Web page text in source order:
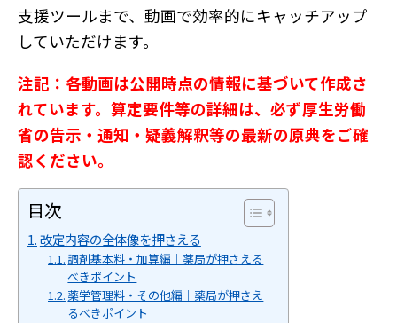
支援ツールまで、動画で効率的にキャッチアップ
していただけます。
注記：各動画は公開時点の情報に基づいて作成さ
れています。算定要件等の詳細は、必ず厚生労働
省の告示・通知・疑義解釈等の最新の原典をご確
認ください。
目次
改定内容の全体像を押さえる
調剤基本料・加算編｜薬局が押さえる
べきポイント
薬学管理料・その他編｜薬局が押さえ
るべきポイント